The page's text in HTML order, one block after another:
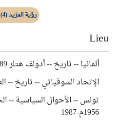
رؤية المزيد(4)
Lieu
ألمانيا‏ -- ‏تاريخ‏ -- ‏أدولف هتلر 1889-1945
الإتحاد السوفياتي -- ‏تاريخ‏ --
تونس‏ -- ‏الأحوال السياسية --
1956م-1987